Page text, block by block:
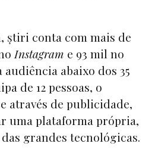
știri conta com mais de
Instagram e 93 mil no
audiência abaixo dos 35
de 12 pessoas, o
através de publicidade,
uma plataforma própria,
grandes tecnológicas.